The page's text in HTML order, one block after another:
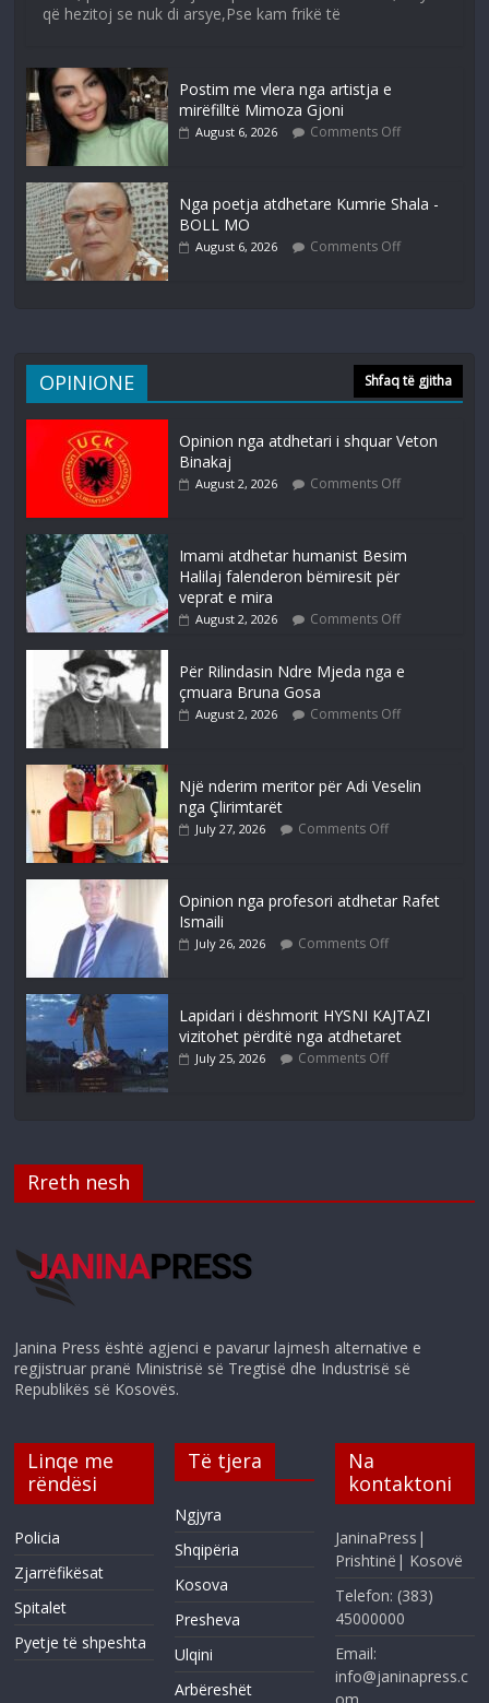
që hezitoj se nuk di arsye,Pse kam frikë të
Postim me vlera nga artistja e
mirëfilltë Mimoza Gjoni
August 6, 2026 Comments Off
Nga poetja atdhetare Kumrie Shala -
BOLL MO
August 6, 2026 Comments Off
OPINIONE Shfaq të gjitha
Opinion nga atdhetari i shquar Veton
Binakaj
August 2, 2026 Comments Off
Imami atdhetar humanist Besim
Halilaj falenderon bëmiresit për
veprat e mira
August 2, 2026 Comments Off
Për Rilindasin Ndre Mjeda nga e
çmuara Bruna Gosa
August 2, 2026 Comments Off
Një nderim meritor për Adi Veselin
nga Çlirimtarët
July 27, 2026 Comments Off
Opinion nga profesori atdhetar Rafet
Ismaili
July 26, 2026 Comments Off
Lapidari i dëshmorit HYSNI KAJTAZI
vizitohet përditë nga atdhetaret
July 25, 2026 Comments Off
Rreth nesh
Janina Press është agjenci e pavarur lajmesh alternative e
regjistruar pranë Ministrisë së Tregtisë dhe Industrisë së
Republikës së Kosovës.
Linqe me
rëndësi
Policia
Zjarrëfikësat
Spitalet
Pyetje të shpeshta
Të tjera
Ngjyra
Shqipëria
Kosova
Presheva
Ulqini
Arbëreshët
Na
kontaktoni
JaninaPress|
Prishtinë| Kosovë
Telefon: (383)
45000000
Email:
info@janinapress.c